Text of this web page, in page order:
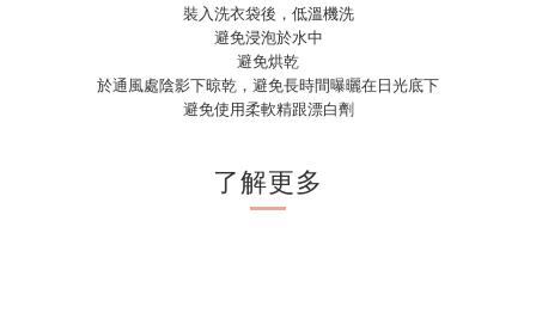
裝入洗衣袋後，低溫機洗
避免浸泡於水中
避免烘乾
於通風處陰影下晾乾，避免長時間曝曬在日光底下
避免使用柔軟精跟漂白劑
了解更多